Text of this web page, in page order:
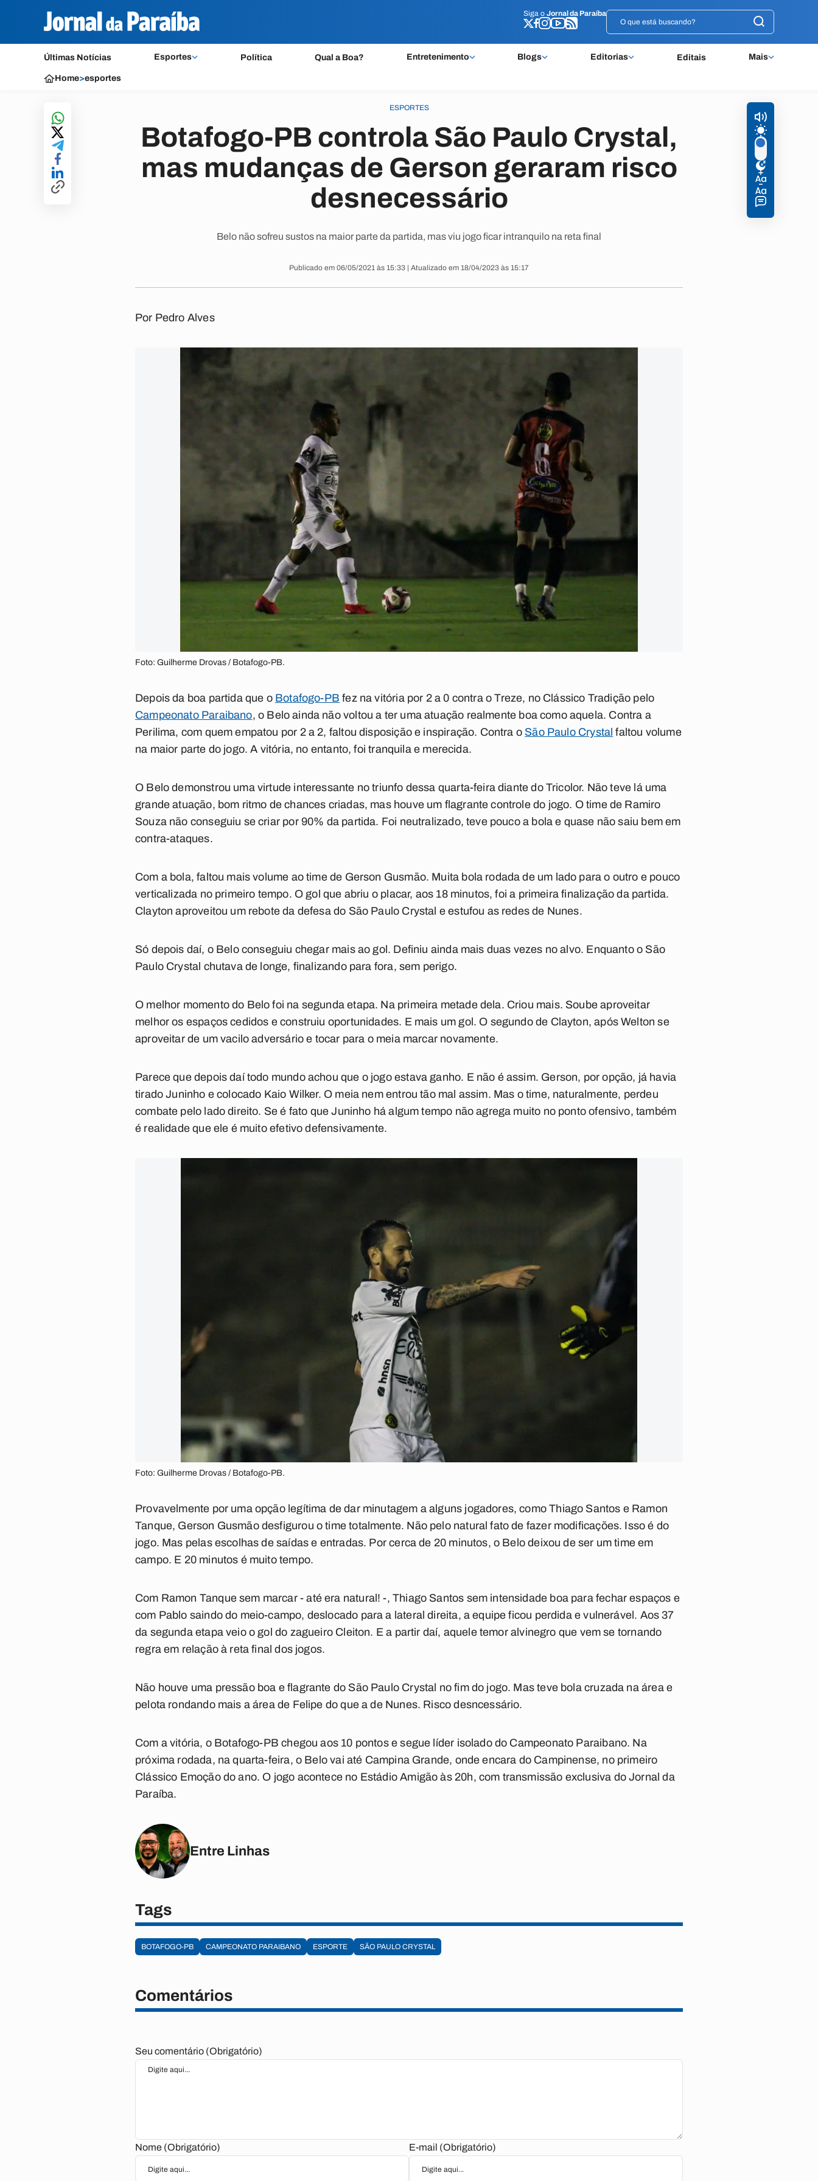
Siga o Jornal da Paraíba
Últimas Notícias Esportes Política Qual a Boa? Entretenimento Blogs Editorias Editais Mais
Siga o Jornal da Paraíba
Home>esportes
ESPORTES
Botafogo-PB controla São Paulo Crystal,
mas mudanças de Gerson geraram risco
desnecessário
Belo não sofreu sustos na maior parte da partida, mas viu jogo ficar intranquilo na reta final
Publicado em 06/05/2021 às 15:33 | Atualizado em 18/04/2023 às 15:17
Por Pedro Alves
Foto: Guilherme Drovas / Botafogo-PB.
Depois da boa partida que o Botafogo-PB fez na vitória por 2 a 0 contra o Treze, no Clássico Tradição pelo
Campeonato Paraibano, o Belo ainda não voltou a ter uma atuação realmente boa como aquela. Contra a
Perilima, com quem empatou por 2 a 2, faltou disposição e inspiração. Contra o São Paulo Crystal faltou volume
na maior parte do jogo. A vitória, no entanto, foi tranquila e merecida.
O Belo demonstrou uma virtude interessante no triunfo dessa quarta-feira diante do Tricolor. Não teve lá uma
grande atuação, bom ritmo de chances criadas, mas houve um flagrante controle do jogo. O time de Ramiro
Souza não conseguiu se criar por 90% da partida. Foi neutralizado, teve pouco a bola e quase não saiu bem em
contra-ataques.
Com a bola, faltou mais volume ao time de Gerson Gusmão. Muita bola rodada de um lado para o outro e pouco
verticalizada no primeiro tempo. O gol que abriu o placar, aos 18 minutos, foi a primeira finalização da partida.
Clayton aproveitou um rebote da defesa do São Paulo Crystal e estufou as redes de Nunes.
Só depois daí, o Belo conseguiu chegar mais ao gol. Definiu ainda mais duas vezes no alvo. Enquanto o São
Paulo Crystal chutava de longe, finalizando para fora, sem perigo.
O melhor momento do Belo foi na segunda etapa. Na primeira metade dela. Criou mais. Soube aproveitar
melhor os espaços cedidos e construiu oportunidades. E mais um gol. O segundo de Clayton, após Welton se
aproveitar de um vacilo adversário e tocar para o meia marcar novamente.
Parece que depois daí todo mundo achou que o jogo estava ganho. E não é assim. Gerson, por opção, já havia
tirado Juninho e colocado Kaio Wilker. O meia nem entrou tão mal assim. Mas o time, naturalmente, perdeu
combate pelo lado direito. Se é fato que Juninho há algum tempo não agrega muito no ponto ofensivo, também
é realidade que ele é muito efetivo defensivamente.
Foto: Guilherme Drovas / Botafogo-PB.
Provavelmente por uma opção legítima de dar minutagem a alguns jogadores, como Thiago Santos e Ramon
Tanque, Gerson Gusmão desfigurou o time totalmente. Não pelo natural fato de fazer modificações. Isso é do
jogo. Mas pelas escolhas de saídas e entradas. Por cerca de 20 minutos, o Belo deixou de ser um time em
campo. E 20 minutos é muito tempo.
Com Ramon Tanque sem marcar - até era natural! -, Thiago Santos sem intensidade boa para fechar espaços e
com Pablo saindo do meio-campo, deslocado para a lateral direita, a equipe ficou perdida e vulnerável. Aos 37
da segunda etapa veio o gol do zagueiro Cleiton. E a partir daí, aquele temor alvinegro que vem se tornando
regra em relação à reta final dos jogos.
Não houve uma pressão boa e flagrante do São Paulo Crystal no fim do jogo. Mas teve bola cruzada na área e
pelota rondando mais a área de Felipe do que a de Nunes. Risco desncessário.
Com a vitória, o Botafogo-PB chegou aos 10 pontos e segue líder isolado do Campeonato Paraibano. Na
próxima rodada, na quarta-feira, o Belo vai até Campina Grande, onde encara do Campinense, no primeiro
Clássico Emoção do ano. O jogo acontece no Estádio Amigão às 20h, com transmissão exclusiva do Jornal da
Paraíba.
Entre Linhas
Tags
BOTAFOGO-PB CAMPEONATO PARAIBANO ESPORTE SÃO PAULO CRYSTAL
Comentários
Seu comentário (Obrigatório)
Nome (Obrigatório) E-mail (Obrigatório)